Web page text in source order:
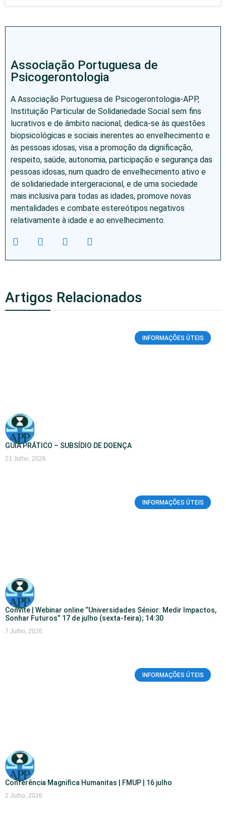
Associação Portuguesa de
Psicogerontologia
A Associação Portuguesa de Psicogerontologia-APP,
Instituição Particular de Solidariedade Social sem fins
lucrativos e de âmbito nacional, dedica-se às questões
biopsicológicas e sociais inerentes ao envelhecimento e
às pessoas idosas, visa a promoção da dignificação,
respeito, saúde, autonomia, participação e segurança das
pessoas idosas, num quadro de envelhecimento ativo e
de solidariedade intergeracional, e de uma sociedade
mais inclusiva para todas as idades, promove novas
mentalidades e combate estereótipos negativos
relativamente à idade e ao envelhecimento.
Artigos Relacionados
INFORMAÇÕES ÚTEIS
GUIA PRÁTICO – SUBSÍDIO DE DOENÇA
21 Julho, 2026
INFORMAÇÕES ÚTEIS
Convite | Webinar online “Universidades Sénior: Medir Impactos,
Sonhar Futuros” 17 de julho (sexta-feira); 14:30
7 Julho, 2026
INFORMAÇÕES ÚTEIS
Conferência Magnifica Humanitas | FMUP | 16 julho
2 Julho, 2026